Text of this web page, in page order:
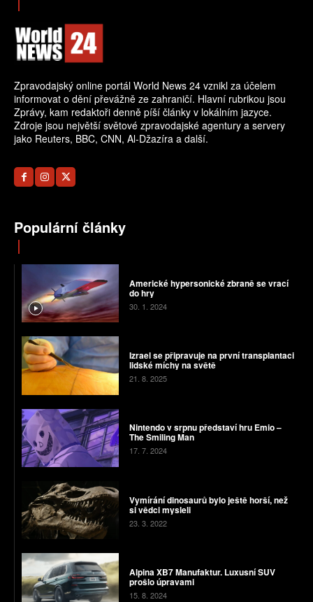
Zpravodajský online portál World News 24 vznikl za účelem
informovat o dění převážně ze zahraničí. Hlavní rubrikou jsou
Zprávy, kam redaktoři denně píší články v lokálním jazyce.
Zdroje jsou největší světové zpravodajské agentury a servery
jako Reuters, BBC, CNN, Al-Džazíra a další.
Populární články
Americké hypersonické zbraně se vrací
do hry
30. 1. 2024
Izrael se připravuje na první transplantaci
lidské míchy na světě
21. 8. 2025
Nintendo v srpnu představí hru Emio –
The Smiling Man
17. 7. 2024
Vymírání dinosaurů bylo ještě horší, než
si vědci mysleli
23. 3. 2022
Alpina XB7 Manufaktur. Luxusní SUV
prošlo úpravami
15. 8. 2024